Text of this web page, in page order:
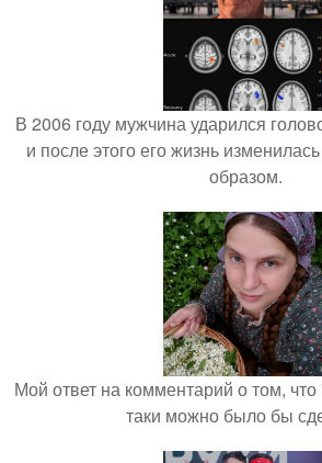
В 2006 году мужчина ударился
и после этого его жизнь
образом.
Мой ответ на комментарий о том,
таки можно было бы